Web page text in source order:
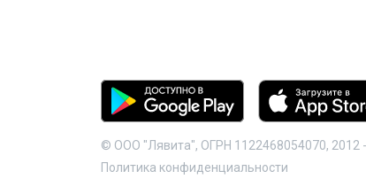
© ООО "Лявита", ОГРН 1122468054070, 2012 -
Политика конфиденциальности